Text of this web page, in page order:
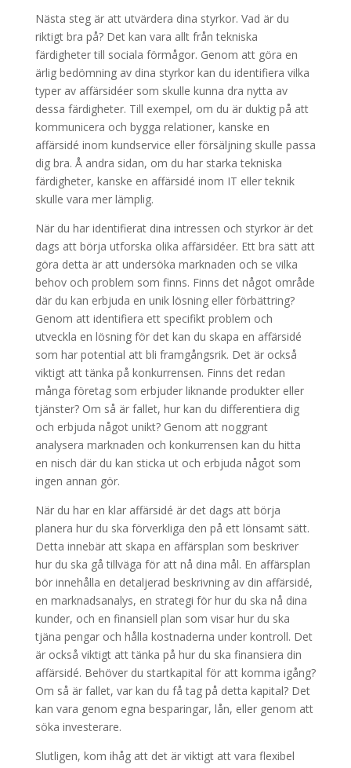
Nästa steg är att utvärdera dina styrkor. Vad är du
riktigt bra på? Det kan vara allt från tekniska
färdigheter till sociala förmågor. Genom att göra en
ärlig bedömning av dina styrkor kan du identifiera vilka
typer av affärsidéer som skulle kunna dra nytta av
dessa färdigheter. Till exempel, om du är duktig på att
kommunicera och bygga relationer, kanske en
affärsidé inom kundservice eller försäljning skulle passa
dig bra. Å andra sidan, om du har starka tekniska
färdigheter, kanske en affärsidé inom IT eller teknik
skulle vara mer lämplig.
När du har identifierat dina intressen och styrkor är det
dags att börja utforska olika affärsidéer. Ett bra sätt att
göra detta är att undersöka marknaden och se vilka
behov och problem som finns. Finns det något område
där du kan erbjuda en unik lösning eller förbättring?
Genom att identifiera ett specifikt problem och
utveckla en lösning för det kan du skapa en affärsidé
som har potential att bli framgångsrik. Det är också
viktigt att tänka på konkurrensen. Finns det redan
många företag som erbjuder liknande produkter eller
tjänster? Om så är fallet, hur kan du differentiera dig
och erbjuda något unikt? Genom att noggrant
analysera marknaden och konkurrensen kan du hitta
en nisch där du kan sticka ut och erbjuda något som
ingen annan gör.
När du har en klar affärsidé är det dags att börja
planera hur du ska förverkliga den på ett lönsamt sätt.
Detta innebär att skapa en affärsplan som beskriver
hur du ska gå tillväga för att nå dina mål. En affärsplan
bör innehålla en detaljerad beskrivning av din affärsidé,
en marknadsanalys, en strategi för hur du ska nå dina
kunder, och en finansiell plan som visar hur du ska
tjäna pengar och hålla kostnaderna under kontroll. Det
är också viktigt att tänka på hur du ska finansiera din
affärsidé. Behöver du startkapital för att komma igång?
Om så är fallet, var kan du få tag på detta kapital? Det
kan vara genom egna besparingar, lån, eller genom att
söka investerare.
Slutligen, kom ihåg att det är viktigt att vara flexibel